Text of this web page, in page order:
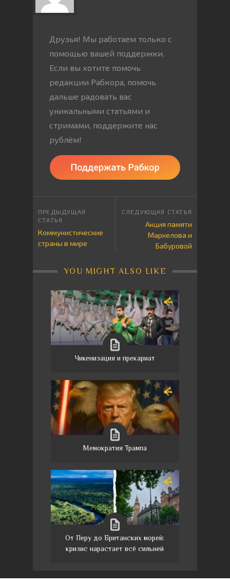
Друзья! Мы работаем только с
помощью вашей поддержки.
Если вы хотите помочь
редакции Рабкора, помочь
дальше радовать вас
уникальными статьями и
стримами, поддержите нас
рублём!
Коммунистические
страны в мире
Акция памяти
Маркелова и
Бабуровой
YOU MIGHT ALSO LIKE
Чикенизация и прекариат
Мемократия Трампа
От Перу до Британских морей:
кризис нарастает всё сильней